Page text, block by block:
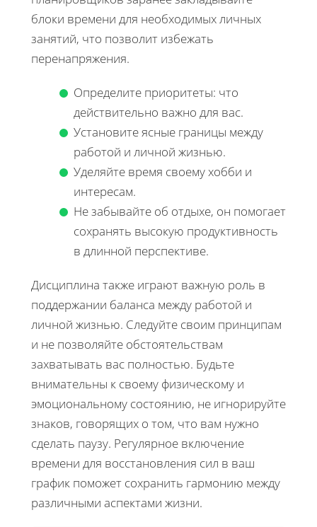
блоки времени для необходимых личных
занятий, что позволит избежать
перенапряжения.
Определите приоритеты: что
действительно важно для вас.
Установите ясные границы между
работой и личной жизнью.
Уделяйте время своему хобби и
интересам.
Не забывайте об отдыхе, он помогает
сохранять высокую продуктивность
в длинной перспективе.
Дисциплина также играют важную роль в
поддержании баланса между работой и
личной жизнью. Следуйте своим принципам
и не позволяйте обстоятельствам
захватывать вас полностью. Будьте
внимательны к своему физическому и
эмоциональному состоянию, не игнорируйте
знаков, говорящих о том, что вам нужно
сделать паузу. Регулярное включение
времени для восстановления сил в ваш
график поможет сохранить гармонию между
различными аспектами жизни.